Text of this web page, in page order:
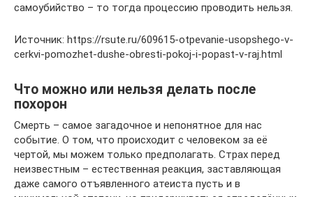
самоубийство – то тогда процессию проводить нельзя.
Источник: https://rsute.ru/609615-otpevanie-usopshego-v-
cerkvi-pomozhet-dushe-obresti-pokoj-i-popast-v-raj.html
Что можно или нельзя делать после
похорон
Смерть – самое загадочное и непонятное для нас
событие. О том, что происходит с человеком за её
чертой, мы можем только предполагать. Страх перед
неизвестным – естественная реакция, заставляющая
даже самого отъявленного атеиста пусть и в